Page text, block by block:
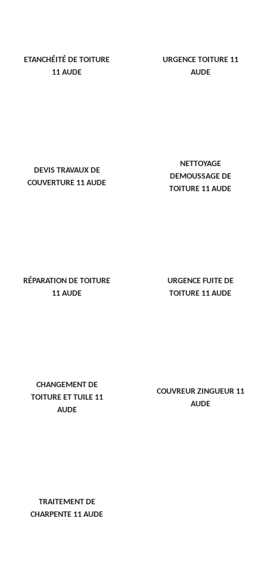
ETANCHÉITÉ DE TOITURE
11 AUDE
URGENCE TOITURE 11
AUDE
DEVIS TRAVAUX DE
COUVERTURE 11 AUDE
NETTOYAGE
DEMOUSSAGE DE
TOITURE 11 AUDE
RÉPARATION DE TOITURE
11 AUDE
URGENCE FUITE DE
TOITURE 11 AUDE
CHANGEMENT DE
TOITURE ET TUILE 11
AUDE
COUVREUR ZINGUEUR 11
AUDE
TRAITEMENT DE
CHARPENTE 11 AUDE